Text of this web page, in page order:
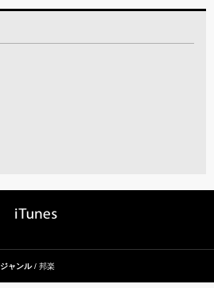
ジャンル 邦楽